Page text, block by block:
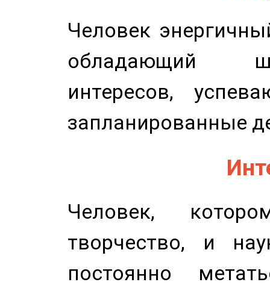
Человек
обладающий
интересов,
запланированные
Человек,
творчество, и
постоянно